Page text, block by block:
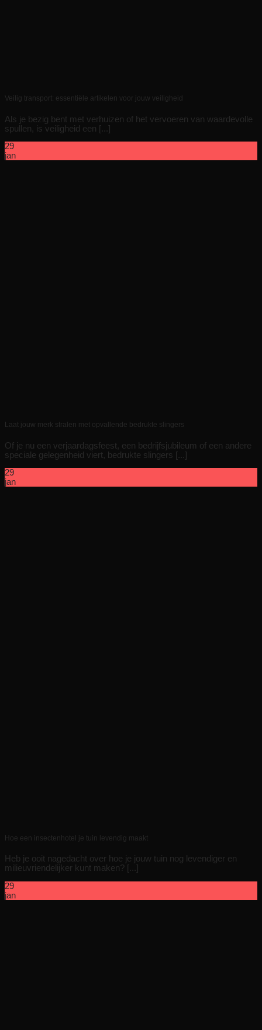
Veilig transport: essentiële artikelen voor jouw veiligheid
Als je bezig bent met verhuizen of het vervoeren van waardevolle
spullen, is veiligheid een [...]
29
jan
Laat jouw merk stralen met opvallende bedrukte slingers
Of je nu een verjaardagsfeest, een bedrijfsjubileum of een andere
speciale gelegenheid viert, bedrukte slingers [...]
29
jan
Hoe een insectenhotel je tuin levendig maakt
Heb je ooit nagedacht over hoe je jouw tuin nog levendiger en
milieuvriendelijker kunt maken? [...]
29
jan